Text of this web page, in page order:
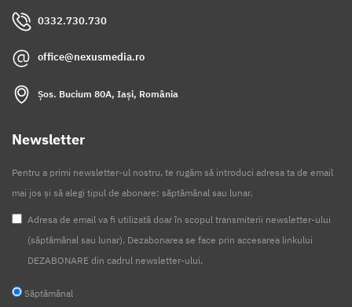
0332.730.730
office@nexusmedia.ro
Șos. Bucium 80A, Iași, România
Newsletter
Pentru a primi newsletter-ul nostru, te rugăm să introduci adresa ta de email
mai jos și să alegi tipul de abonare: săptămânal sau lunar.
Adresa de email va fi utilizată doar în scopul transmiterii newsletter-ului
(săptămânal sau lunar). Dezabonarea se face prin accesarea linkului
DEZABONARE din cadrul newsletter-ului.
Săptămânal